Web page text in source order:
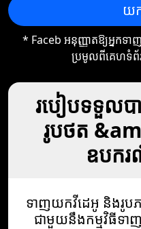
យ
* Faceb អនុញ្ញាតឱ្យអ្នកទ
ប្រមូលពីគេហទំព័
របៀបទទួលប
រូបថត
ឧបក
ទាញយកវីដេអូ និងរូប
ជាមួយនឹងកម្មវិធីទ